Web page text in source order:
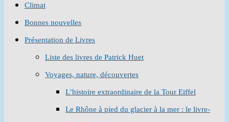
Climat
Bonnes nouvelles
Présentation de Livres
Liste des livres de Patrick Huet
Voyages, nature, découvertes
L’histoire extraordinaire de la Tour Eiffel
Le Rhône à pied du glacier à la mer : le livre-